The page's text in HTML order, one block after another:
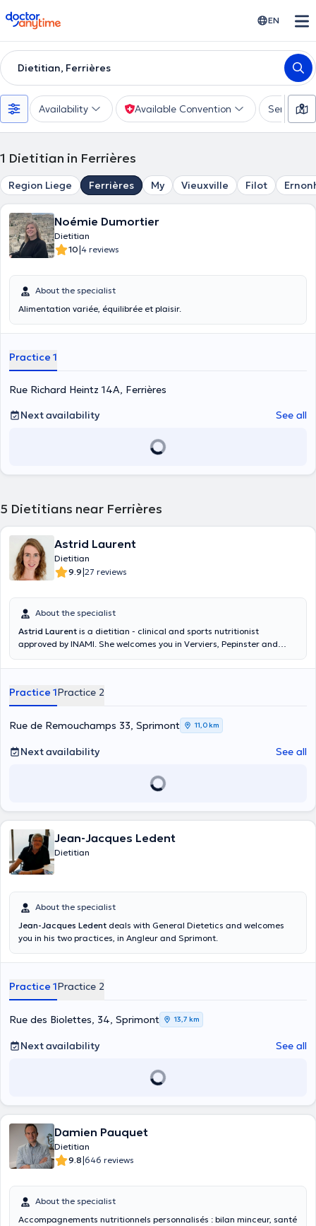
doctoranytime EN
Dietitian, Ferrières
Availability Available Convention Services
1 Dietitian in Ferrières
Region Liege Ferrières My Vieuxville Filot
Noémie Dumortier
Dietitian
10|4 reviews
About the specialist
Alimentation variée, équilibrée et plaisir.
Practice 1
Rue Richard Heintz 14A, Ferrières
Next availability
See all
5 Dietitians near Ferrières
Astrid Laurent
Dietitian
9.9|27 reviews
About the specialist
Astrid Laurent is a dietitian - clinical and sports nutritionist
approved by INAMI. She welcomes you in Verviers, Pepinster and
follow-up appointment lasts 30 minutes. Empathetic, smiling and
through specific support respecting your individualities.
Practice 1Practice 2
Rue de Remouchamps 33, Sprimont 11,0 km
Next availability See all
Jean-Jacques Ledent
Dietitian
About the specialist
Jean-Jacques Ledent deals with General Dietetics and welcomes
you in his two practices, in Angleur and Sprimont.
Practice 1Practice 2
Rue des Biolettes, 34, Sprimont 13,7 km
Next availability See all
Damien Pauquet
Dietitian
9.8|646 reviews
About the specialist
Accompagnements nutritionnels personnalisés : bilan minceur, santé